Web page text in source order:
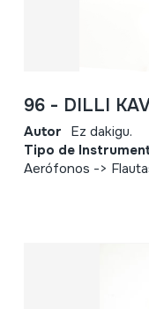
96 - DILLI
Autor Ez dakigu.
Tipo de
Aerófonos ->